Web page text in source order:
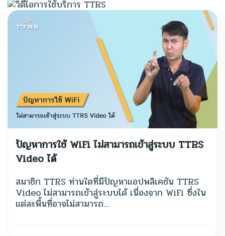
ปัญหาการใช้ WiFi ไม่สามารถเข้าสู่ระบบ TTRS
Video ได้
สมาชิก TTRS ท่านใดที่มีปัญหาแอปพลิเคชัน TTRS
Video ไม่สามารถเข้าสู่ระบบได้ เนื่องจาก WiFi ซึ่งใน
แต่ละพื้นที่อาจไม่สามารถ...